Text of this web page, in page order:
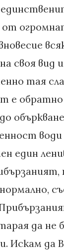
своя вид и
тая
е
води
един
да не
Искам да